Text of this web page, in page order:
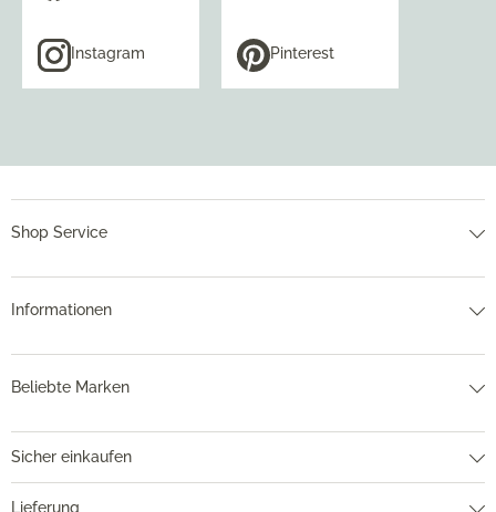
Instagram Pinterest
Shop Service
Informationen
Beliebte Marken
Sicher einkaufen
Lieferung